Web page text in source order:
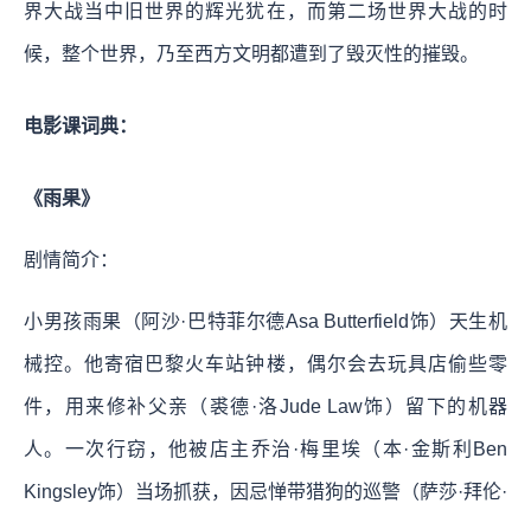
界大战当中旧世界的辉光犹在，而第二场世界大战的时
候，整个世界，乃至西方文明都遭到了毁灭性的摧毁。
电影课词典：
《雨果》
剧情简介：
小男孩雨果（阿沙·巴特菲尔德Asa Butterfield饰）天生机
械控。他寄宿巴黎火车站钟楼，偶尔会去玩具店偷些零
件，用来修补父亲（裘德·洛Jude Law饰）留下的机器
人。一次行窃，他被店主乔治·梅里埃（本·金斯利Ben
Kingsley饰）当场抓获，因忌惮带猎狗的巡警（萨莎·拜伦·